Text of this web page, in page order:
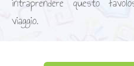
viaggio.